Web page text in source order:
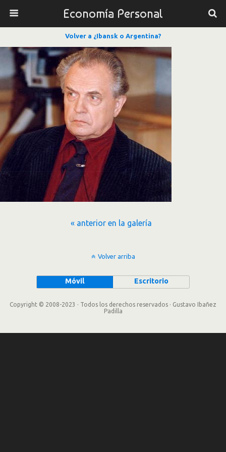
Economía Personal
Volver a ¿Ibansk o Argentina?
« anterior en la galería
Volver arriba
Móvil Escritorio
Copyright © 2008-2023 · Todos los derechos reservados · Gustavo Ibañez
Padilla